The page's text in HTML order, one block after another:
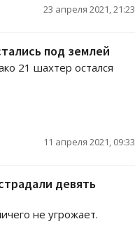
23 апреля 2021, 21:23
под землей
21 шахтер остался
11 апреля 2021, 09:33
девять
не угрожает.